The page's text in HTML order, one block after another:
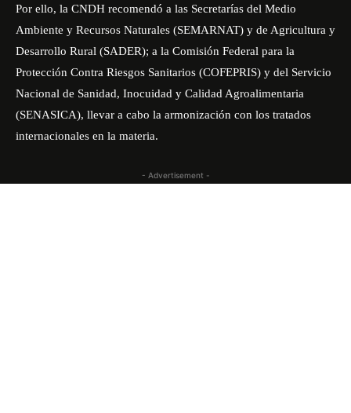
Por ello, la CNDH recomendó a las Secretarías del Medio
Ambiente y Recursos Naturales (SEMARNAT) y de Agricultura y
Desarrollo Rural (SADER); a la Comisión Federal para la
Protección Contra Riesgos Sanitarios (COFEPRIS) y del Servicio
Nacional de Sanidad, Inocuidad y Calidad Agroalimentaria
(SENASICA), llevar a cabo la armonización con los tratados
internacionales en la materia.
- Advertisement -